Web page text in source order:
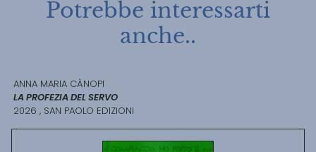
Potrebbe interessarti
anche..
ANNA MARIA CÀNOPI
LA PROFEZIA DEL SERVO
2026 , SAN PAOLO EDIZIONI